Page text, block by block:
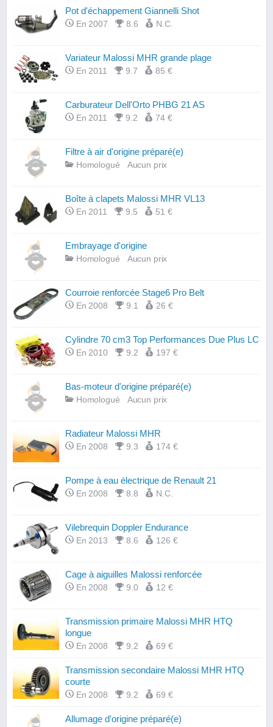
Pot d'échappement Giannelli Shot
En 2007 8.6 N.C.
Variateur Malossi MHR grande plage
En 2011 9.7 85 €
Carburateur Dell'Orto PHBG 21 AS
En 2011 9.2 74 €
Filtre à air d'origine préparé(e)
Homologué Aucun prix
Boîte à clapets Malossi MHR VL13
En 2011 9.5 51 €
Embrayage d'origine
Homologué Aucun prix
Courroie renforcée Stage6 Pro Belt
En 2008 9.1 26 €
Cylindre 70 cm3 Top Performances Due Plus LC
En 2010 9.2 197 €
Bas-moteur d'origine préparé(e)
Homologué Aucun prix
Radiateur Malossi MHR
En 2008 9.3 174 €
Pompe à eau électrique de Renault 21
En 2008 8.8 N.C.
Vilebrequin Doppler Endurance
En 2013 8.6 126 €
Cage à aiguilles Malossi renforcée
En 2008 9.0 12 €
Transmission primaire Malossi MHR HTQ
longue
En 2008 9.2 69 €
Transmission secondaire Malossi MHR HTQ
courte
En 2008 9.2 69 €
Allumage d'origine préparé(e)